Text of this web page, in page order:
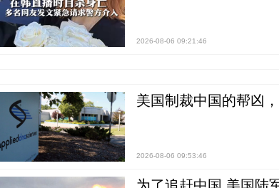
2026-08-06 09:21:46
美国制裁中国的帮凶
2026-08-06 09:53:46